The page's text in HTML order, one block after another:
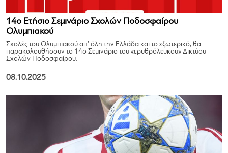
14ο Ετήσιο Σεμινάριο Σχολών Ποδοσφαίρου
Ολυμπιακού
Σχολές του Ολυμπιακού απ’ όλη την Ελλάδα και το εξωτερικό, θα
παρακολουθήσουν το 14ο Σεμινάριο του «ερυθρόλευκου» Δικτύου
Σχολών Ποδοσφαίρου.
08.10.2025